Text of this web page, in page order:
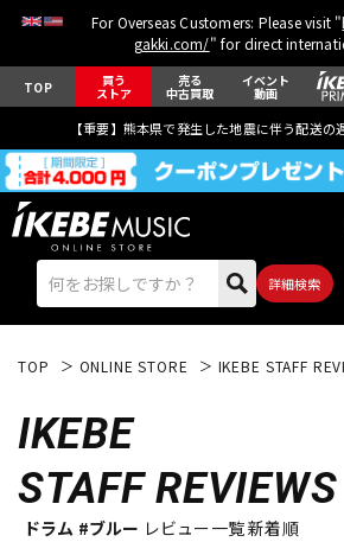
For Overseas Customers: Please visit "
gakki.com/" for direct
TOP 買う
ストア
売る
中古買取
イベント
動画
【重要】熊本県で発生した地震に伴う配送の
詳細検索
エレキギター
TOP ONLINE STORE IKEBE STAFF
IKEBE
STAFF REVIEWS
ドラム #ブルー レビュー一覧 新着順